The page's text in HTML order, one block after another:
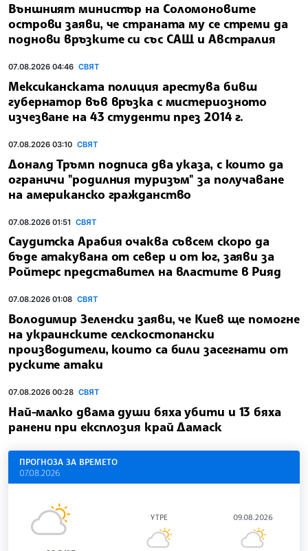
Външният министър на Соломоновите
острови заяви, че страната му се стреми да
поднови връзките си със САЩ и Австралия
07.08.2026 04:46 СВЯТ
Мексиканската полиция арестува бивш
губернатор във връзка с мистериозното
изчезване на 43 студенти през 2014 г.
07.08.2026 03:10 СВЯТ
Доналд Тръмп подписа два указа, с които да
ограничи "родилния туризъм" за получаване
на американско гражданство
07.08.2026 01:51 СВЯТ
Саудитска Арабия очаква съвсем скоро да
бъде атакувана от север и от юг, заяви за
Ройтерс представител на властите в Рияд
07.08.2026 01:08 СВЯТ
Володимир Зеленски заяви, че Киев ще помогне
на украинските селскостопански
производители, които са били засегнати от
руските атаки
07.08.2026 00:28 СВЯТ
Най-малко двама души бяха убити и 13 бяха
ранени при експлозия край Дамаск
ПРОГНОЗА ЗА ВРЕМЕТО
07.08.2026
УТРЕ 09.08.2026